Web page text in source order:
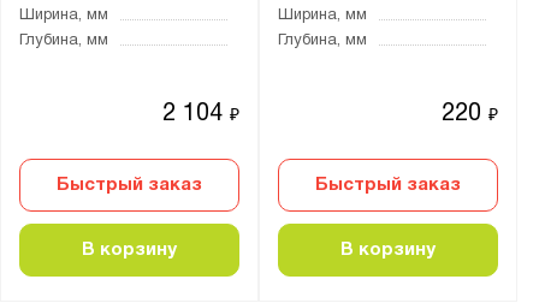
Ширина, мм
Глубина, мм
2 104₽
Быстрый заказ
В корзину
Ширина, мм
Глубина, мм
220₽
Быстрый заказ
В корзину